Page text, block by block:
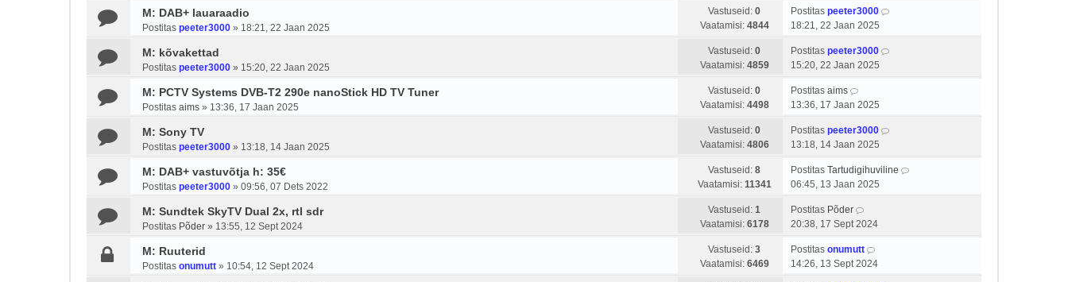
M: DAB+ lauaraadio
Postitas peeter3000 » 18:21, 22 Jaan 2025
Vastuseid: 0
Vaatamisi: 4844
Postitas peeter3000
18:21, 22 Jaan 2025
M: kõvakettad
Postitas peeter3000 » 15:20, 22 Jaan 2025
Vastuseid: 0
Vaatamisi: 4859
Postitas peeter3000
15:20, 22 Jaan 2025
M: PCTV Systems DVB-T2 290e nanoStick HD TV Tuner
Postitas aims » 13:36, 17 Jaan 2025
Vastuseid: 0
Vaatamisi: 4498
Postitas aims
13:36, 17 Jaan 2025
M: Sony TV
Postitas peeter3000 » 13:18, 14 Jaan 2025
Vastuseid: 0
Vaatamisi: 4806
Postitas peeter3000
13:18, 14 Jaan 2025
M: DAB+ vastuvõtja h: 35€
Postitas peeter3000 » 09:56, 07 Dets 2022
Vastuseid: 8
Vaatamisi: 11341
Postitas Tartudigihuviline
06:45, 13 Jaan 2025
M: Sundtek SkyTV Dual 2x, rtl sdr
Postitas Põder » 13:55, 12 Sept 2024
Vastuseid: 1
Vaatamisi: 6178
Postitas Põder
20:38, 17 Sept 2024
M: Ruuterid
Postitas onumutt » 10:54, 12 Sept 2024
Vastuseid: 3
Vaatamisi: 6469
Postitas onumutt
14:26, 13 Sept 2024